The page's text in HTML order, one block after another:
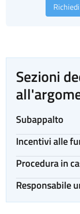
Sezioni
Subappalto
Incentivi alle
Procedura in
Responsabile